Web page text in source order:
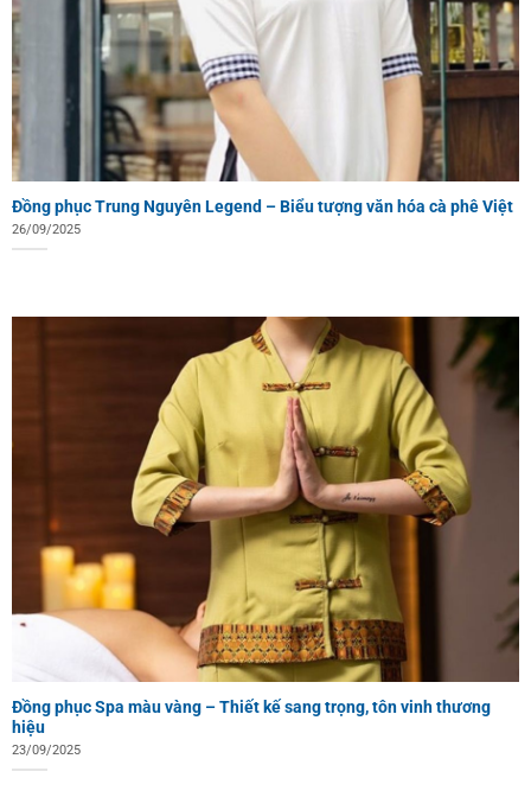
Đồng phục Trung Nguyên Legend – Biểu tượng văn hóa cà phê Việt
26/09/2025
Đồng phục Spa màu vàng – Thiết kế sang trọng, tôn vinh thương
hiệu
23/09/2025